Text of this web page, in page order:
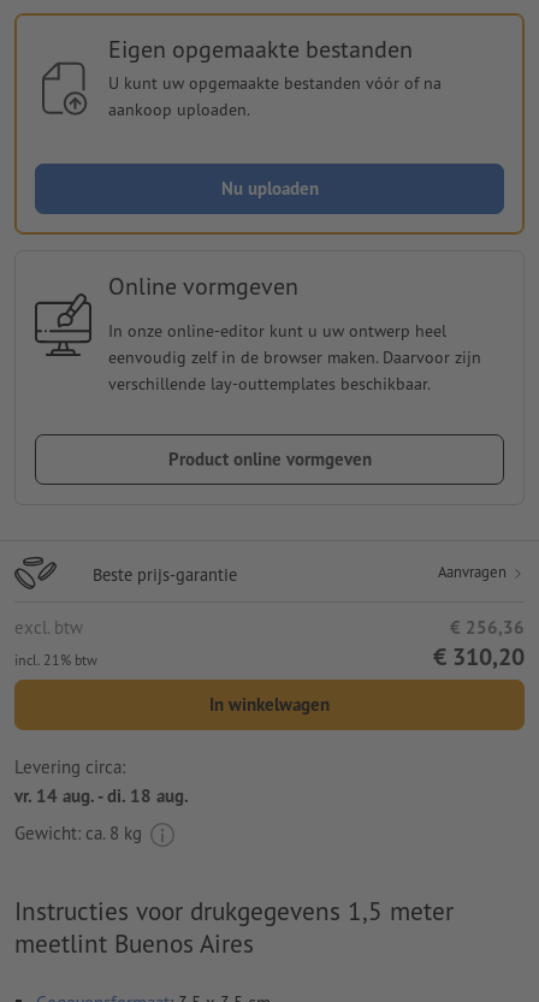
Eigen opgemaakte bestanden
U kunt uw opgemaakte bestanden vóór of na
aankoop uploaden.
Nu uploaden
Online vormgeven
In onze online-editor kunt u uw ontwerp heel
eenvoudig zelf in de browser maken. Daarvoor zijn
verschillende lay-outtemplates beschikbaar.
Product online vormgeven
Beste prijs-garantie Aanvragen
excl. btw € 256,36
incl. 21% btw € 310,20
In winkelwagen
Levering circa:
vr. 14 aug. - di. 18 aug.
Gewicht: ca. 8 kg
Instructies voor drukgegevens 1,5 meter
meetlint Buenos Aires